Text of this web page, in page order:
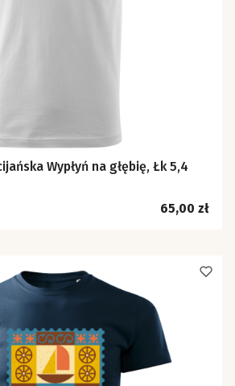
Wypłyń na głębię, Łk 5,4
Cena
65,00 zł